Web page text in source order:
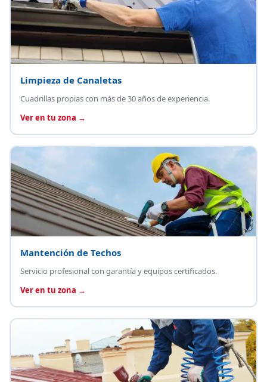
Limpieza de Canaletas
Cuadrillas propias con más de 30 años de experiencia.
Ver en tu zona →
Mantención de Techos
Servicio profesional con garantía y equipos certificados.
Ver en tu zona →